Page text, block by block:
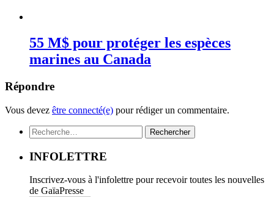
55 M$ pour protéger les espèces
marines au Canada
Répondre
Vous devez être connecté(e) pour rédiger un commentaire.
Rechercher :
INFOLETTRE
Inscrivez-vous à l'infolettre pour recevoir toutes les nouvelles
de GaïaPresse